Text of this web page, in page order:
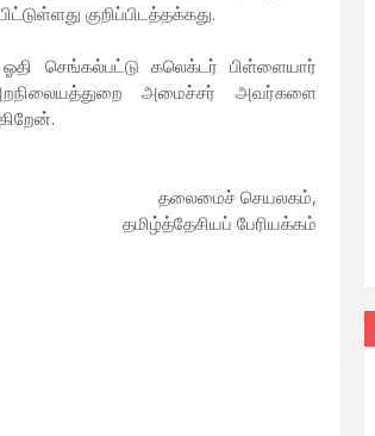
குறிப்பிடத்தக்கது.
செங்கல்பட்டு கலெக்டர் பிள்ளையார்
அமைச்சர் அவர்களை
தலைமைச் செயலகம்,
தமிழ்த்தேசியப் பேரியக்கம்